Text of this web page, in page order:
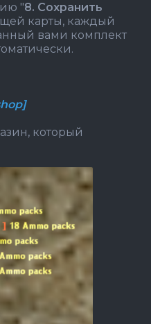
"8. Сохранить
карты, каждый
вами комплект
который